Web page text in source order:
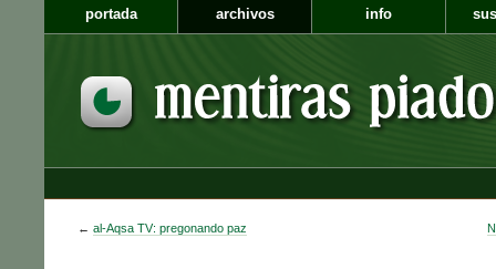
portada archivos info
← al-Aqsa TV: pregonando paz